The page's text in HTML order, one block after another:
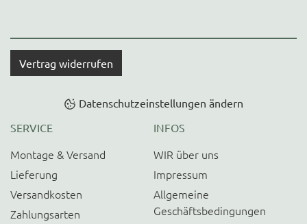
Vertrag widerrufen
Datenschutzeinstellungen ändern
SERVICE
Montage & Versand
Lieferung
Versandkosten
Zahlungsarten
INFOS
WIR über uns
Impressum
Allgemeine
Geschäftsbedingungen